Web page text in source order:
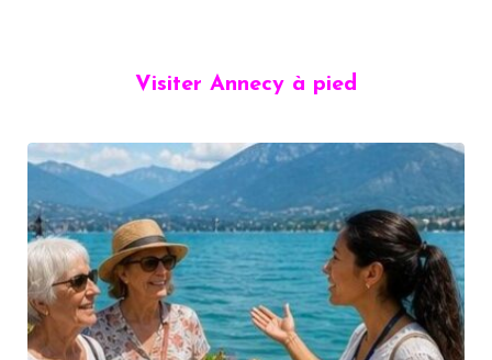
Visiter Annecy à pied